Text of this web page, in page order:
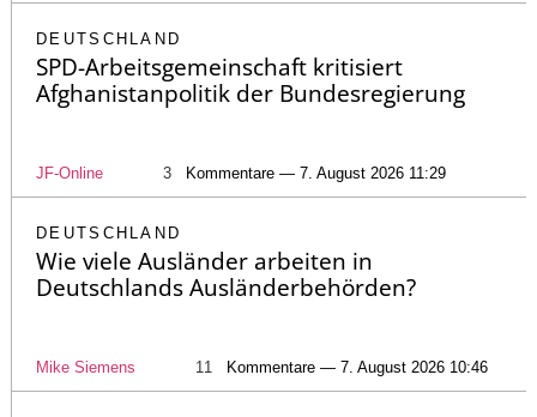
DEUTSCHLAND
SPD-Arbeitsgemeinschaft kritisiert
Afghanistanpolitik der Bundesregierung
JF-Online 3 Kommentare — 7. August 2026 11:29
DEUTSCHLAND
Wie viele Ausländer arbeiten in
Deutschlands Ausländerbehörden?
Mike Siemens 11 Kommentare — 7. August 2026 10:46